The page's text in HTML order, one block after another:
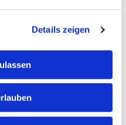
Details zeigen